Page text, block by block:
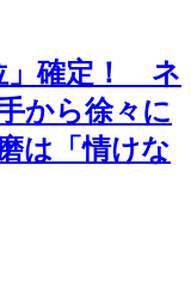
」確定！ ネ
から徐々に
は「情けな